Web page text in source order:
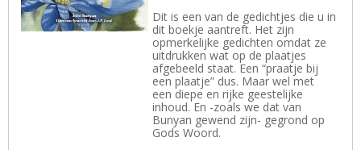
Dit is een van de gedichtjes die u in
dit boekje aantreft. Het zijn
opmerkelijke gedichten omdat ze
uitdrukken wat op de plaatjes
afgebeeld staat. Een “praatje bij
een plaatje” dus. Maar wel met
een diepe en rijke geestelijke
inhoud. En -zoals we dat van
Bunyan gewend zijn- gegrond op
Gods Woord.